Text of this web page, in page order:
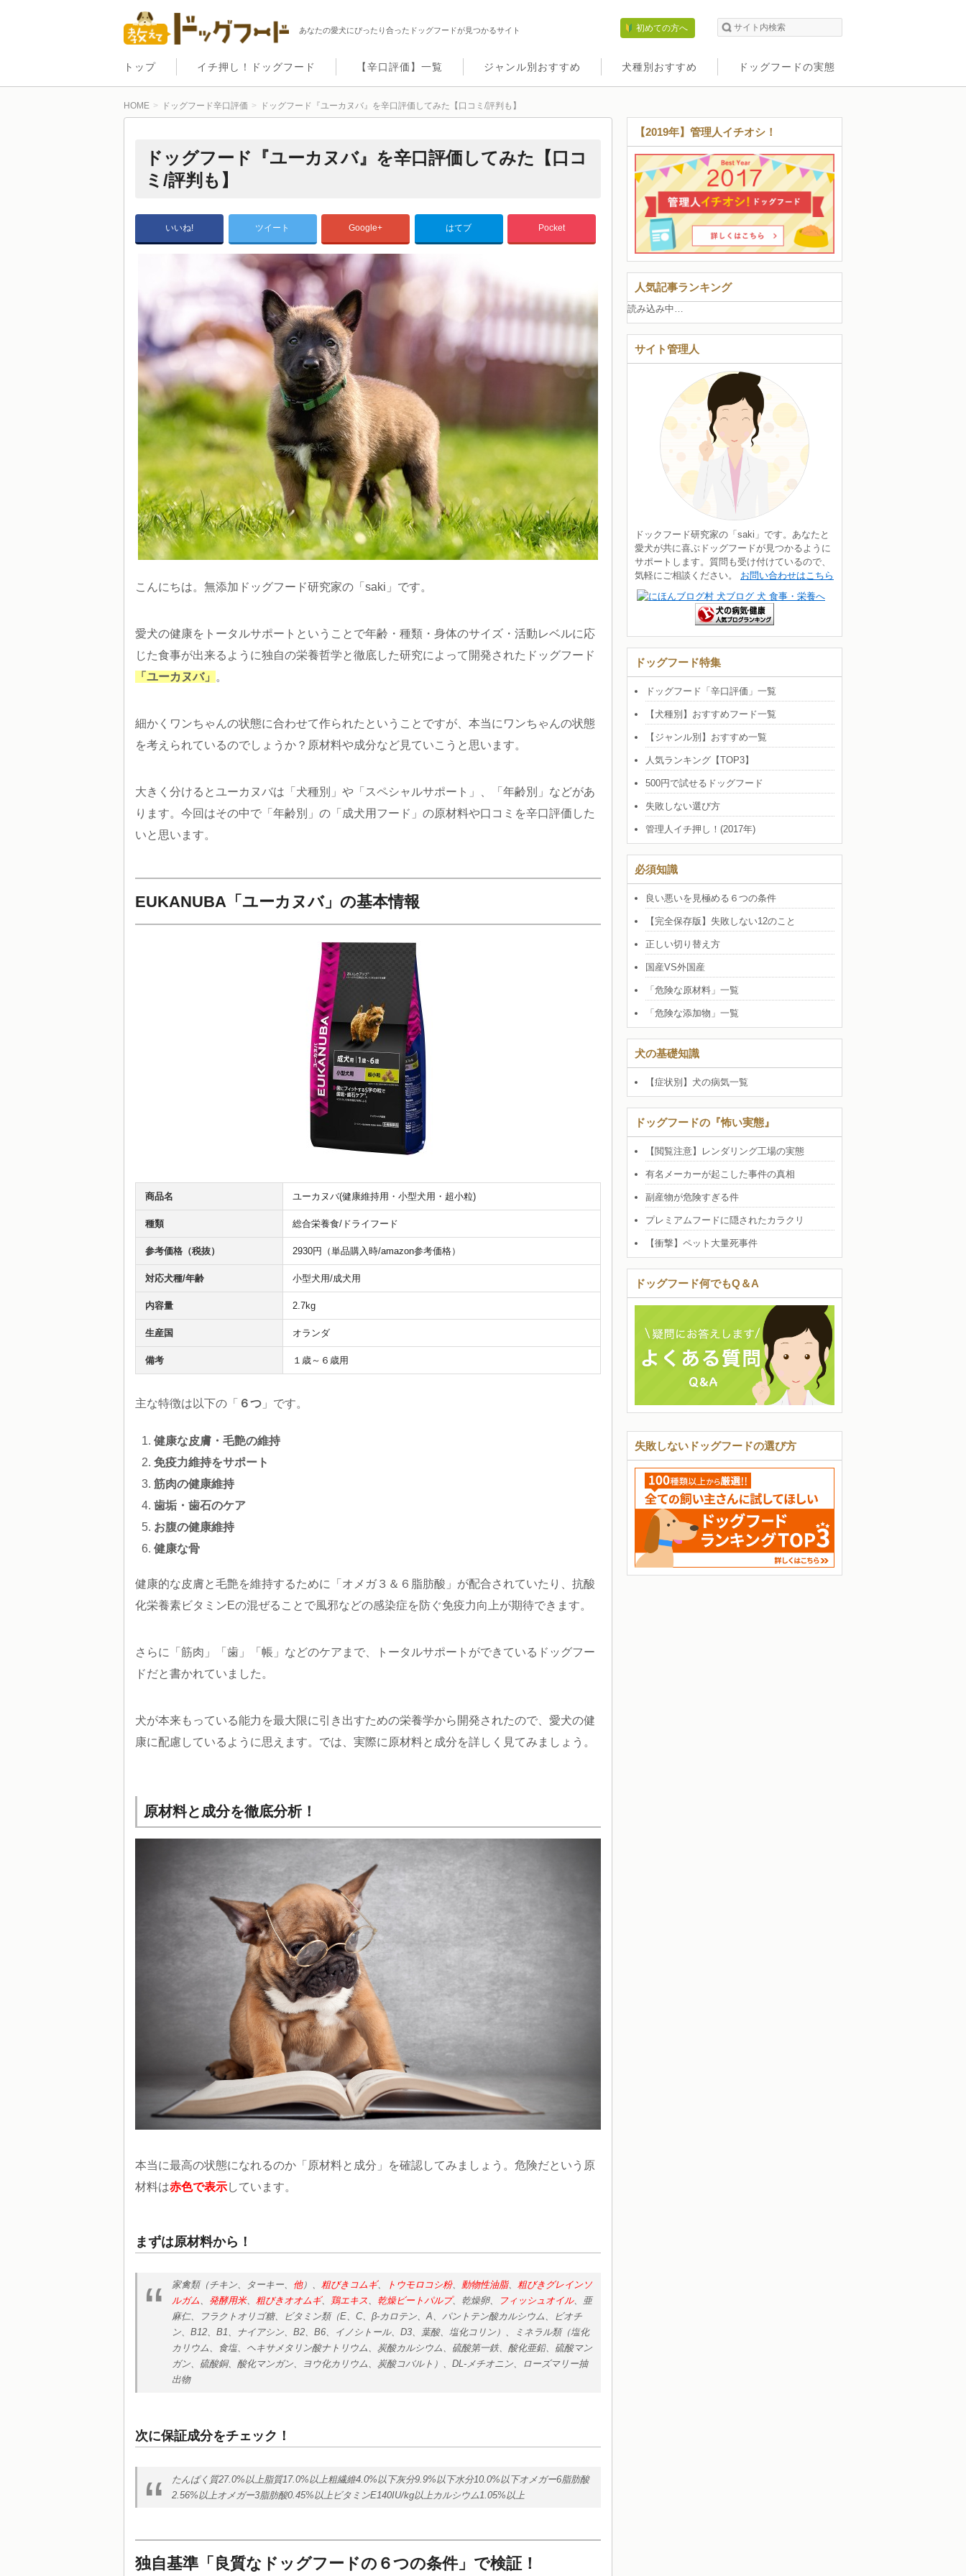
あなたの愛犬にぴったり合ったドッグフードが見つかるサイト 初めての方へ
トップ イチ押し！ドッグフード 【辛口評価】一覧 ジャンル別おすすめ 犬種別おすすめ ドッグフードの実態
HOME ドッグフード辛口評価 ドッグフード『ユーカヌバ』を辛口評価してみた【口コミ/評判も】
ドッグフード『ユーカヌバ』を辛口評価してみた【口コ
ミ/評判も】
いいね! ツイート Google+ はてブ Pocket
こんにちは。無添加ドッグフード研究家の「saki」です。
愛犬の健康をトータルサポートということで年齢・種類・身体のサイズ・活動レベルに応
じた食事が出来るように独自の栄養哲学と徹底した研究によって開発されたドッグフード
「ユーカヌバ」
。
細かくワンちゃんの状態に合わせて作られたということですが、本当にワンちゃんの状態
を考えられているのでしょうか？原材料や成分など見ていこうと思います。
大きく分けるとユーカヌバは「犬種別」や「スペシャルサポート」、「年齢別」などがあ
ります。今回はその中で「年齢別」の「成犬用フード」の原材料や口コミを辛口評価した
いと思います。
EUKANUBA「ユーカヌバ」の基本情報
商品名 ユーカヌバ(健康維持用・小型犬用・超小粒)
種類 総合栄養食/ドライフード
参考価格（税抜） 2930円（単品購入時/amazon参考価格）
対応犬種/年齢 小型犬用/成犬用
内容量 2.7kg
生産国 オランダ
備考 １歳～６歳用
主な特徴は以下の「 ６つ 」です。
健康な皮膚・毛艶の維持
免疫力維持をサポート
筋肉の健康維持
歯垢・歯石のケア
お腹の健康維持
健康な骨
健康的な皮膚と毛艶を維持するために「オメガ３＆６脂肪酸」が配合されていたり、抗酸
化栄養素ビタミンEの混ぜることで風邪などの感染症を防ぐ免疫力向上が期待できます。
さらに「筋肉」「歯」「帳」などのケアまで、トータルサポートができているドッグフー
ドだと書かれていました。
犬が本来もっている能力を最大限に引き出すための栄養学から開発されたので、愛犬の健
康に配慮しているように思えます。では、実際に原材料と成分を詳しく見てみましょう。
原材料と成分を徹底分析！
本当に最高の状態になれるのか「原材料と成分」を確認してみましょう。危険だという原
材料は赤色で表示しています。
まずは原材料から！
家禽類（チキン、ターキー、 他）、 粗びきコムギ、 トウモロコシ粉、 動物性油脂、 粗びきグレインソ
ルガム、 発酵用米、 粗びきオオムギ、 鶏エキス、 乾燥ビートパルプ、乾燥卵、 フィッシュオイル、亜
麻仁、フラクトオリゴ糖、ビタミン類（E、C、β-カロテン、A、パントテン酸カルシウム、ビオチ
ン、B12、B1、ナイアシン、B2、B6、イノシトール、D3、葉酸、塩化コリン）、ミネラル類（塩化
カリウム、食塩、ヘキサメタリン酸ナトリウム、炭酸カルシウム、硫酸第一鉄、酸化亜鉛、硫酸マン
ガン、硫酸銅、酸化マンガン、ヨウ化カリウム、炭酸コバルト）、DL-メチオニン、ローズマリー抽
出物
次に保証成分をチェック！
たんぱく質27.0%以上脂質17.0%以上粗繊維4.0%以下灰分9.9%以下水分10.0%以下オメガー6脂肪酸
2.56%以上オメガー3脂肪酸0.45%以上ビタミンE140IU/kg以上カルシウム1.05%以上
独自基準「良質なドッグフードの６つの条件」で検証！
【2019年】管理人イチオシ！
人気記事ランキング
読み込み中…
サイト管理人
ドックフード研究家の「saki」です。あなたと
愛犬が共に喜ぶドッグフードが見つかるように
サポートします。質問も受け付けているので、
気軽にご相談ください。 お問い合わせはこちら
ドッグフード特集
ドッグフード「辛口評価」一覧
【犬種別】おすすめフード一覧
【ジャンル別】おすすめ一覧
人気ランキング【TOP3】
500円で試せるドッグフード
失敗しない選び方
管理人イチ押し！(2017年)
必須知識
良い悪いを見極める６つの条件
【完全保存版】失敗しない12のこと
正しい切り替え方
国産VS外国産
「危険な原材料」一覧
「危険な添加物」一覧
犬の基礎知識
【症状別】犬の病気一覧
ドッグフードの『怖い実態』
【閲覧注意】レンダリング工場の実態
有名メーカーが起こした事件の真相
副産物が危険すぎる件
プレミアムフードに隠されたカラクリ
【衝撃】ペット大量死事件
ドッグフード何でもQ＆A
失敗しないドッグフードの選び方